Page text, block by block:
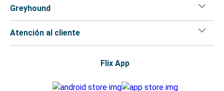
Greyhound
Atención al cliente
Flix App